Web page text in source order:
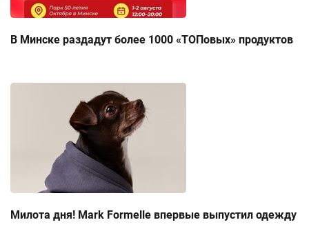
В Минске раздадут более 1000 «ТОПовых» продуктов
Милота дня! Mark Formelle впервые выпустил одежду